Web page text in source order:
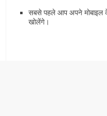
सबसे पहले आप अपने मोबाइल
खोलेंगे।